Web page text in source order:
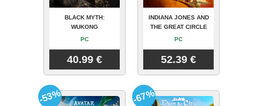
BLACK MYTH:
WUKONG
PC
40.99 €
INDIANA JONES AND
THE GREAT CIRCLE
PC
52.39 €
-53% -67%